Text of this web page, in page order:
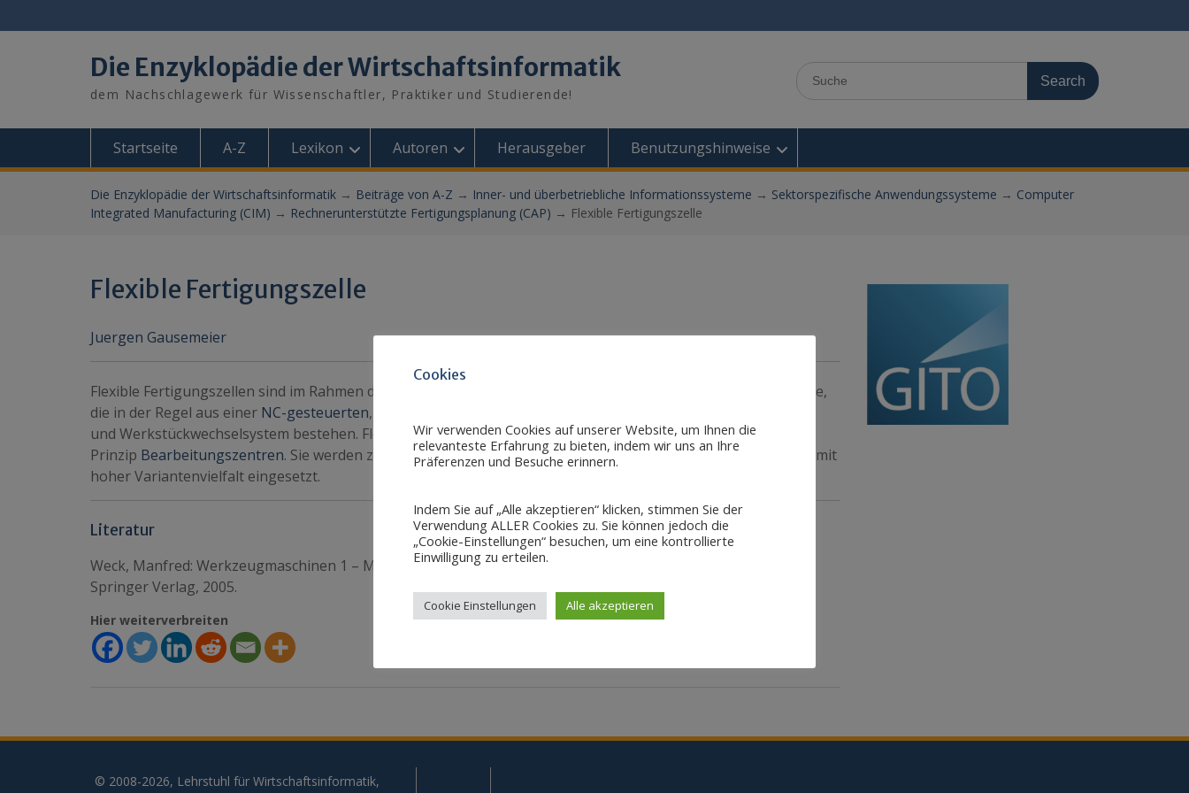
to
Die Enzyklopädie der Wirtschaftsinformatik
dem Nachschlagewerk für Wissenschaftler, Praktiker und Studierende!
Search
for:
Startseite A-Z Lexikon Autoren Herausgeber Benutzungshinweise
Die Enzyklopädie der Wirtschaftsinformatik → Beiträge von A-Z → Inner- und überbetriebliche Informationssysteme → Sektorspezifische Anwendungssysteme → Computer
Integrated Manufacturing (CIM) → Rechnerunterstützte Fertigungsplanung (CAP) → Flexible Fertigungszelle
Flexible Fertigungszelle
Juergen Gausemeier
Flexible Fertigungszellen sind im Rahmen des Paradigmas der flexiblen Automatisierung Einmaschinensysteme,
die in der Regel aus einer NC-gesteuerten, mehrachsigen Maschine sowie einem automatisierten Werkzeug-
und Werkstückwechselsystem bestehen. Flexible Fertigungszellen entsprechen demnach im
Prinzip Bearbeitungszentren. Sie werden zumeist in der Klein- und Mittelserienproduktion von Erzeugnissen mit
hoher Variantenvielfalt eingesetzt.
Literatur
Weck, Manfred: Werkzeugmaschinen 1 – Maschinenarten und Anwendungsbereiche. Berlin, Heidelberg :
Springer Verlag, 2005.
Hier weiterverbreiten
© 2008-2026, Lehrstuhl für Wirtschaftsinformatik,
Cookies
Wir verwenden Cookies auf unserer Website, um Ihnen die
relevanteste Erfahrung zu bieten, indem wir uns an Ihre
Präferenzen und Besuche erinnern.
Indem Sie auf „Alle akzeptieren“ klicken, stimmen Sie der
Verwendung ALLER Cookies zu. Sie können jedoch die
„Cookie-Einstellungen“ besuchen, um eine kontrollierte
Einwilligung zu erteilen.
Cookie Einstellungen Alle akzeptieren